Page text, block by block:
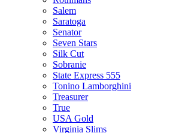
Salem
Saratoga
Senator
Seven Stars
Silk Cut
Sobranie
State Express 555
Tonino Lamborghini
Treasurer
True
USA Gold
Virginia Slims